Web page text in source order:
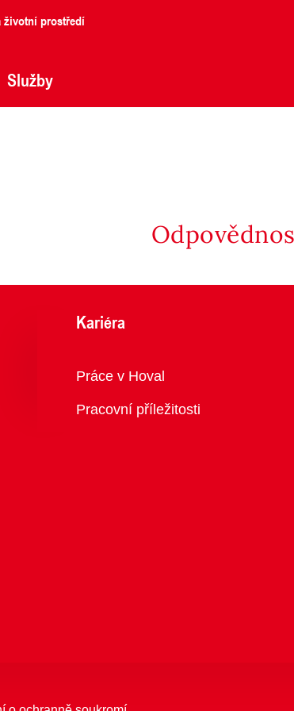
životní prostředí
Služby
Kariéra
Přehled
Práce v Hoval
Pracovní příležitosti